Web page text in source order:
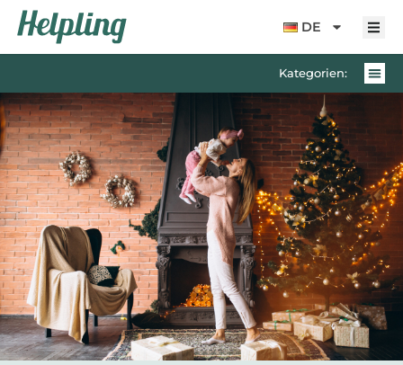
springen
DE
Kategorien: